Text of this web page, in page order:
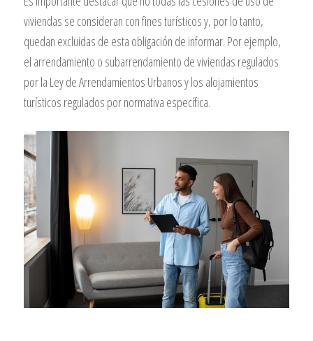
viviendas se consideran con fines turísticos y, por lo tanto,
quedan excluidas de esta obligación de informar. Por ejemplo,
el arrendamiento o subarrendamiento de viviendas regulados
por la Ley de Arrendamientos Urbanos y los alojamientos
turísticos regulados por normativa específica.